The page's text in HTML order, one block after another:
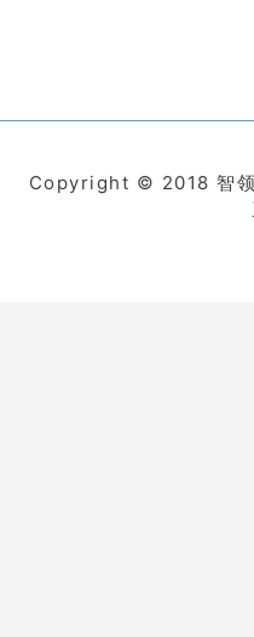
Copyright © 2018 智领